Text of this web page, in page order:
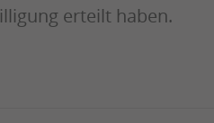
erteilt haben.